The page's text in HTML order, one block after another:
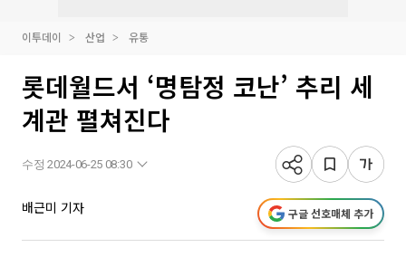
이투데이 산업 유통
롯데월드서 ‘명탐정 코난’ 추리 세
계관 펼쳐진다
수정 2024-06-25 08:30
배근미 기자 구글 선호매체 추가